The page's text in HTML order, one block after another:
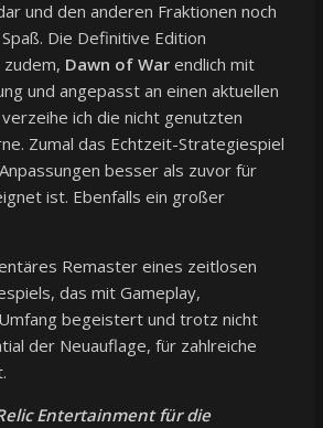
und den anderen Fraktionen noch
Die Definitive Edition
Dawn of Warendlich mit
und angepasst an einen aktuellen
verzeihe ich die nicht genutzten
Zumal das Echtzeit-Strategiespiel
besser als zuvor für
ist. Ebenfalls ein großer
Remaster eines zeitlosen
das mit Gameplay,
begeistert und trotz nicht
der Neuauflage, für zahlreiche
Entertainment für die